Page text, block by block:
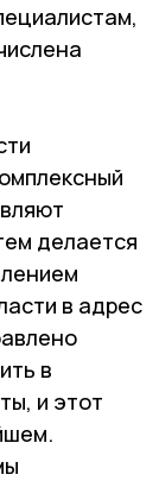
делается
в адрес
в
и этот